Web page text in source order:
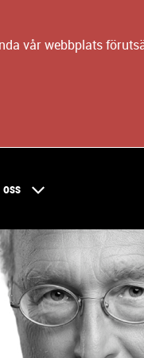
vår webbplats
oss